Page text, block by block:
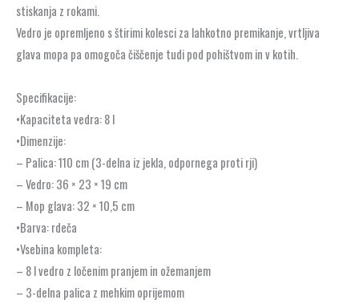
stiskanja z rokami.
Vedro je opremljeno s štirimi kolesci za lahkotno premikanje, vrtljiva
glava mopa pa omogoča čiščenje tudi pod pohištvom in v kotih.
Specifikacije:
•Kapaciteta vedra: 8 l
•Dimenzije:
– Palica: 110 cm (3-delna iz jekla, odpornega proti rji)
– Vedro: 36 × 23 × 19 cm
– Mop glava: 32 × 10,5 cm
•Barva: rdeča
•Vsebina kompleta:
– 8 l vedro z ločenim pranjem in ožemanjem
– 3-delna palica z mehkim oprijemom